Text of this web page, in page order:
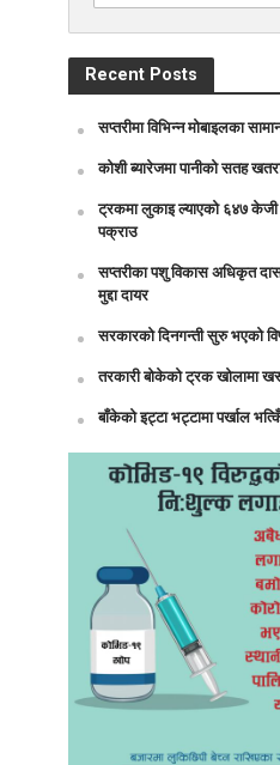
Recent Posts
सप्तरीमा विभिन्न मोबाइलका
कोशी ब्यारेजमा पानीको सतह
ट्रकमा लुकाइ ल्याएको ६४७
पक्राउ
सप्तरीका पशु विकास अधिकृत दास
मुद्दा दायर
सरकारको दिनगन्ती सुरु भएको
तरकारी बोकेको ट्रक खोलामा
बाँकेको इट्टा भट्टामा पर्खाल